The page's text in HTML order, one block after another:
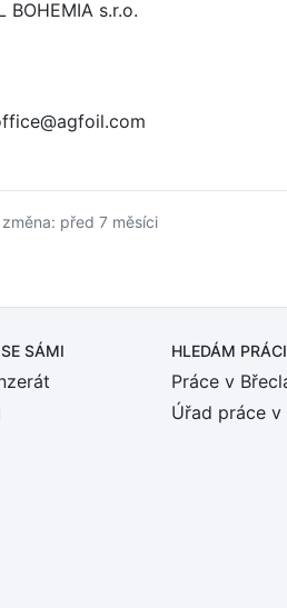
BOHEMIA s.r.o.
před 7 měsíci
SÁMI HLEDÁM PRÁCI
Práce v
Úřad práce v